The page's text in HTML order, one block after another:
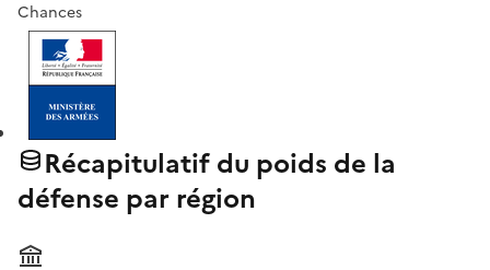
Chances
Récapitulatif du poids de la
défense par région